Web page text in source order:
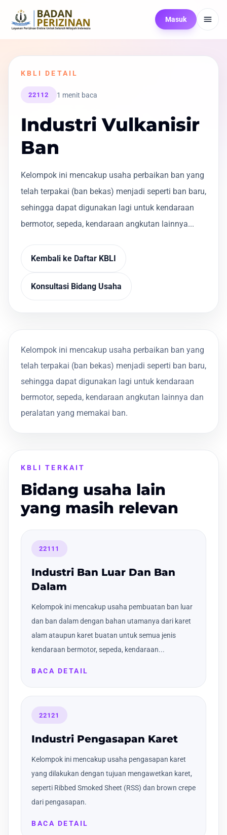
Masuk
KBLI DETAIL
22112 1 menit baca
Industri Vulkanisir
Ban
Kelompok ini mencakup usaha perbaikan ban yang
telah terpakai (ban bekas) menjadi seperti ban baru,
sehingga dapat digunakan lagi untuk kendaraan
bermotor, sepeda, kendaraan angkutan lainnya...
Kembali ke Daftar KBLI
Konsultasi Bidang Usaha
Kelompok ini mencakup usaha perbaikan ban yang
telah terpakai (ban bekas) menjadi seperti ban baru,
sehingga dapat digunakan lagi untuk kendaraan
bermotor, sepeda, kendaraan angkutan lainnya dan
peralatan yang memakai ban.
KBLI TERKAIT
Bidang usaha lain
yang masih relevan
22111
Industri Ban Luar Dan Ban
Dalam
Kelompok ini mencakup usaha pembuatan ban luar
dan ban dalam dengan bahan utamanya dari karet
alam ataupun karet buatan untuk semua jenis
kendaraan bermotor, sepeda, kendaraan...
BACA DETAIL
22121
Industri Pengasapan Karet
Kelompok ini mencakup usaha pengasapan karet
yang dilakukan dengan tujuan mengawetkan karet,
seperti Ribbed Smoked Sheet (RSS) dan brown crepe
dari pengasapan.
BACA DETAIL